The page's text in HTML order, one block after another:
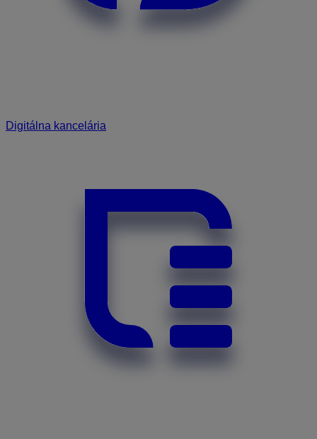
Digitálna kancelária